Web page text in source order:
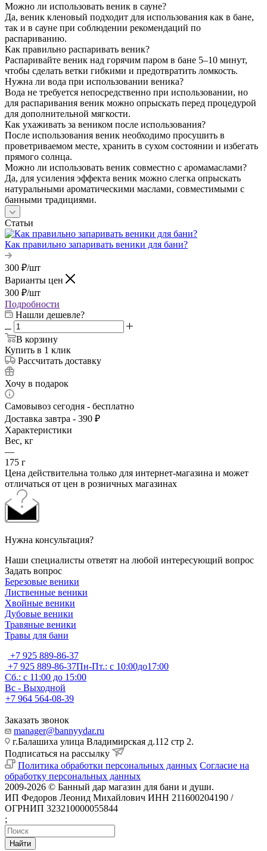
Можно ли использовать веник в сауне?
Да, веник кленовый подходит для использования как в бане,
так и в сауне при соблюдении рекомендаций по
распариванию.
Как правильно распаривать веник?
Распаривайте веник над горячим паром в бане 5–10 минут,
чтобы сделать ветки гибкими и предотвратить ломкость.
Нужна ли вода при использовании веника?
Вода не требуется непосредственно при использовании, но
для распаривания веник можно опрыскать перед процедурой
для дополнительной мягкости.
Как ухаживать за веником после использования?
После использования веник необходимо просушить в
проветриваемом месте, хранить в сухом состоянии и избегать
прямого солнца.
Можно ли использовать веник совместно с аромамаслами?
Да, для усиления эффекта веник можно слегка опрыскать
натуральными ароматическими маслами, совместимыми с
банными традициями.
Статьи
Как правильно запаривать веники для бани?
300 ₽/шт
Варианты цен
300 ₽/шт
Подробности
Нашли дешевле?
В корзину
Купить в 1 клик
Рассчитать доставку
Хочу в подарок
Самовывоз сегодня - бесплатно
Доставка завтра - 390 ₽
Характеристики
Вес, кг
—
175 г
Цена действительна только для интернет-магазина и может
отличаться от цен в розничных магазинах
Нужна консультация?
Наши специалисты ответят на любой интересующий вопрос
Задать вопрос
Березовые веники
Лиственные веники
Хвойные веники
Дубовые веники
Травяные веники
Травы для бани
+7 925 889-86-37
+7 925 889-86-37Пн-Пт.: с 10:00до17:00
Сб.: с 11:00 до 15:00
Вс - Выходной
+7 964 564-08-39
Заказать звонок
manager@bannyydar.ru
г.Балашиха улица Владимирская д.112 стр 2.
Подписаться на рассылку
Политика обработки персональных данных Согласие на
обработку персональных данных
2009-2026 © Банный дар магазин для бани и души.
ИП Федоров Леонид Михайлович ИНН 211600204190 /
ОГРНИП 323210000055844
;
Найти